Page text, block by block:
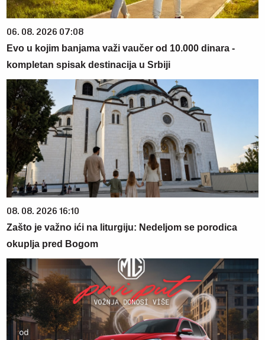
06. 08. 2026 07:08
Evo u kojim banjama važi vaučer od 10.000 dinara -
kompletan spisak destinacija u Srbiji
08. 08. 2026 16:10
Zašto je važno ići na liturgiju: Nedeljom se porodica
okuplja pred Bogom